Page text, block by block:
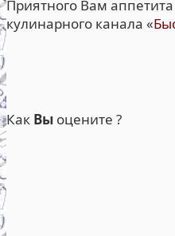
Приятного Вам
кулинарного канала «
Как Вы оцените ?